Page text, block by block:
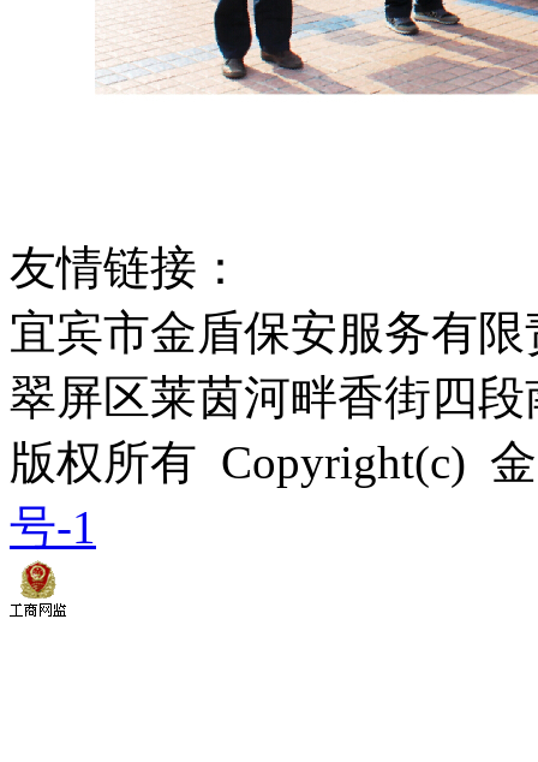
友情链接：
宜宾市金盾保安服务有
翠屏区莱茵河畔香街四段
版权所有 Copyright(c)
号-1